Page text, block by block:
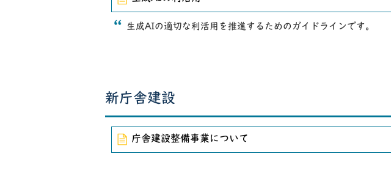
生成AIの適切な利活用を推進するためのガイドラインです。
新庁舎建設
庁舎建設整備事業について